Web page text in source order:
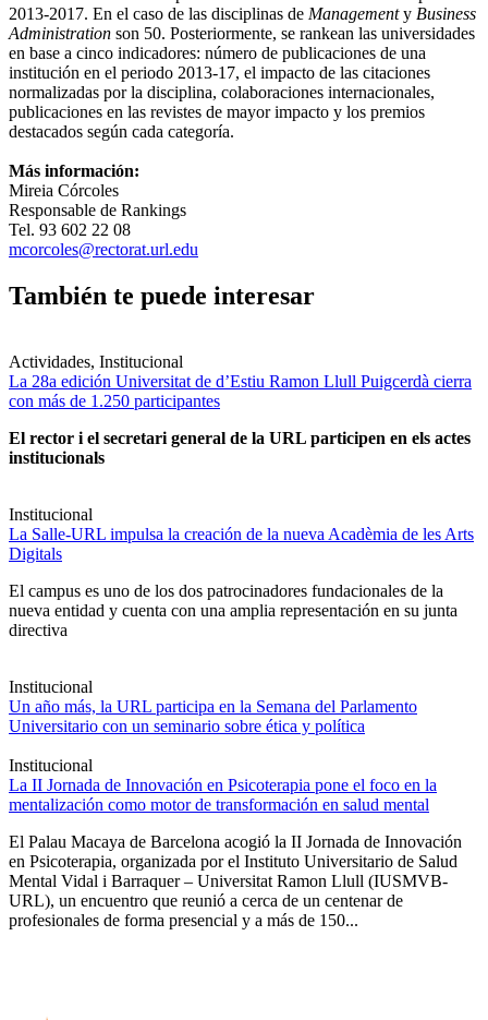
2013-2017. En el caso de las disciplinas de Managementy Business
Administration son 50. Posteriormente, se rankean las universidades
en base a cinco indicadores: número de publicaciones de una
institución en el periodo 2013-17, el impacto de las citaciones
normalizadas por la disciplina, colaboraciones internacionales,
publicaciones en las revistes de mayor impacto y los premios
destacados según cada categoría.
Más información:
Mireia Córcoles
Responsable de Rankings
Tel. 93 602 22 08
mcorcoles@rectorat.url.edu
También te puede interesar
Actividades, Institucional
La 28a edición Universitat de d’Estiu Ramon Llull Puigcerdà cierra
con más de 1.250 participantes
El rector i el secretari general de la URL participen en els actes
institucionals
Institucional
La Salle-URL impulsa la creación de la nueva Acadèmia de les Arts
Digitals
El campus es uno de los dos patrocinadores fundacionales de la
nueva entidad y cuenta con una amplia representación en su junta
directiva
Institucional
Un año más, la URL participa en la Semana del Parlamento
Universitario con un seminario sobre ética y política
Institucional
La II Jornada de Innovación en Psicoterapia pone el foco en la
mentalización como motor de transformación en salud mental
El Palau Macaya de Barcelona acogió la II Jornada de Innovación
en Psicoterapia, organizada por el Instituto Universitario de Salud
Mental Vidal i Barraquer – Universitat Ramon Llull (IUSMVB-
URL), un encuentro que reunió a cerca de un centenar de
profesionales de forma presencial y a más de 150...